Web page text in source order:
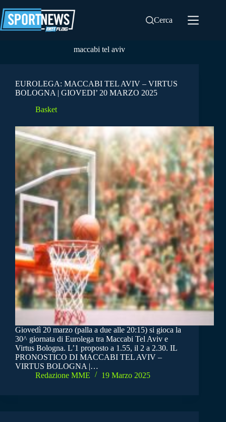
al
contenuto
Cerca
maccabi tel aviv
EUROLEGA: MACCABI TEL AVIV – VIRTUS
BOLOGNA | GIOVEDI’ 20 MARZO 2025
Basket
Giovedì 20 marzo (palla a due alle 20:15) si gioca la
30^ giornata di Eurolega tra Maccabi Tel Aviv e
Virtus Bologna. L’1 proposto a 1.55, il 2 a 2.30. IL
PRONOSTICO DI MACCABI TEL AVIV –
VIRTUS BOLOGNA |…
Redazione MME
19 Marzo 2025